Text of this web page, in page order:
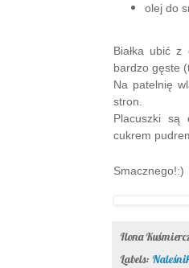
olej do
Białka ubić
bardzo gęste
Na patelnię
stron.
Placuszki są
cukrem
Smacznego!:)
Ilona
Labels: